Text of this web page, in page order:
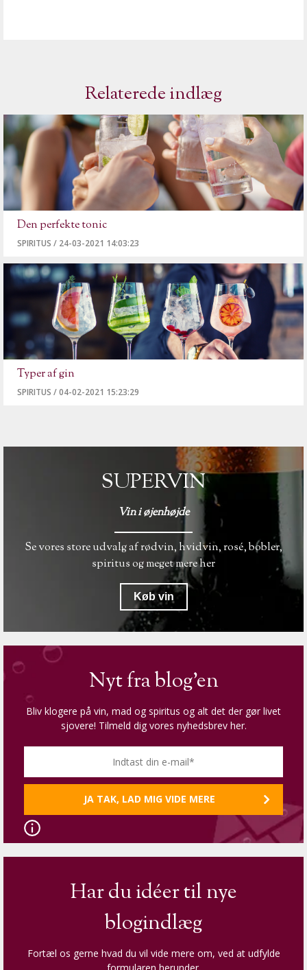
Relaterede indlæg
Den perfekte tonic
SPIRITUS / 24-03-2021 14:03:23
Typer af gin
SPIRITUS /04-02-2021 15:23:29
SUPERVIN
Vin i øjenhøjde
Se vores store udvalg af rødvin, hvidvin, rosé, bobler,
spiritus og meget mere her
Køb vin
Nyt fra blog'en
Bliv klogere på vin, mad og spiritus og alt det der gør livet
sjovere! Tilmeld dig vores nyhedsbrev her.
Har du idéer til nye
blogindlæg
Fortæl os gerne hvad du vil vide mere om, ved at udfylde